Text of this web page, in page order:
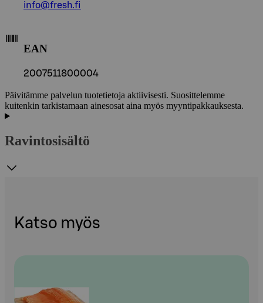
info@fresh.fi
EAN
2007511800004
Päivitämme palvelun tuotetietoja aktiivisesti. Suosittelemme
kuitenkin tarkistamaan ainesosat aina myös myyntipakkauksesta.
Ravintosisältö
Katso myös